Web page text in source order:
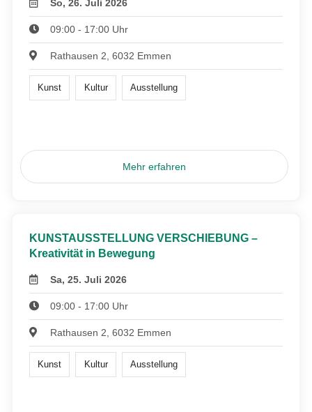
So, 26. Juli 2026
09:00 - 17:00 Uhr
Rathausen 2, 6032 Emmen
Kunst Kultur Ausstellung
Mehr erfahren
KUNSTAUSSTELLUNG VERSCHIEBUNG –
Kreativität in Bewegung
Sa, 25. Juli 2026
09:00 - 17:00 Uhr
Rathausen 2, 6032 Emmen
Kunst Kultur Ausstellung